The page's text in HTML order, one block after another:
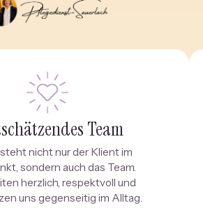
Team
nicht nur der Klient im
sondern auch das Team.
herzlich, respektvoll und
uns gegenseitig im Alltag.